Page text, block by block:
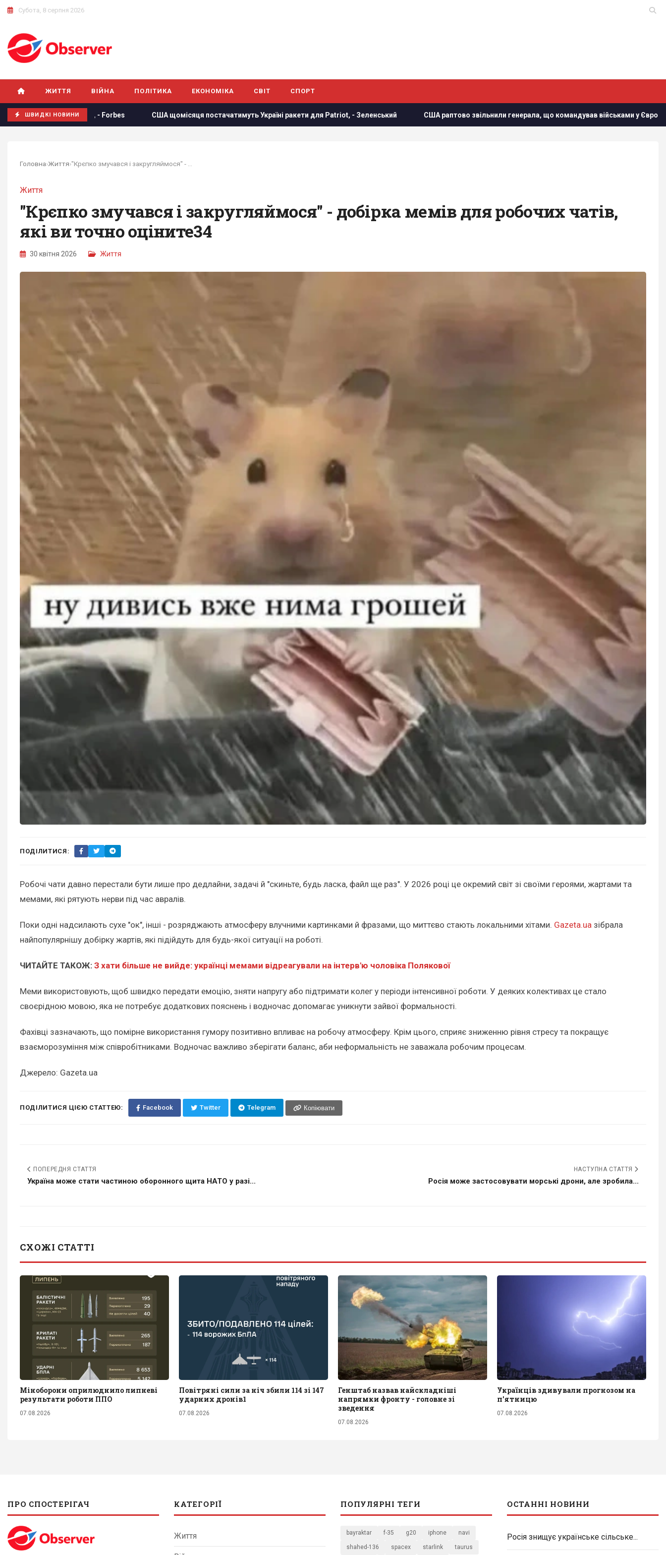
Субота, 8 серпня 2026
ЖИТТЯ ВІЙНА ПОЛІТИКА ЕКОНОМІКА СВІТ СПОРТ
ШВИДКІ НОВИНИ
- Forbes США щомісяця постачатимуть Україні ракети для Patriot, - Зеленський США раптово звільнили генерала, що командував військами у Європі У
Головна›Життя›
Життя
"Крєпко змучався і закругляймося" - добірка мемів для робочих чатів,
які ви точно оціните34
30 квітня 2026 Життя
ПОДІЛИТИСЯ:
Робочі чати давно перестали бути лише про дедлайни, задачі й "скиньте, будь ласка, файл ще раз". У 2026 році це окремий світ зі своїми героями, жартами та
мемами, які рятують нерви під час авралів.
Поки одні надсилають сухе "ок", інші - розряджають атмосферу влучними картинками й фразами, що миттєво стають локальними хітами. Gazeta.ua зібрала
найпопулярнішу добірку жартів, які підійдуть для будь-якої ситуації на роботі.
ЧИТАЙТЕ ТАКОЖ: З хати більше не вийде: українці мемами відреагували на інтерв'ю чоловіка Полякової
Меми використовують, щоб швидко передати емоцію, зняти напругу або підтримати колег у періоди інтенсивної роботи. У деяких колективах це стало
своєрідною мовою, яка не потребує додаткових пояснень і водночас допомагає уникнути зайвої формальності.
Фахівці зазначають, що помірне використання гумору позитивно впливає на робочу атмосферу. Крім цього, сприяє зниженню рівня стресу та покращує
взаєморозуміння між співробітниками. Водночас важливо зберігати баланс, аби неформальність не заважала робочим процесам.
Джерело: Gazeta.ua
ПОДІЛИТИСЯ ЦІЄЮ СТАТТЕЮ: Facebook Twitter Telegram Копіювати
ПОПЕРЕДНЯ СТАТТЯ
Україна може стати частиною оборонного щита НАТО у разі...
НАСТУПНА СТАТТЯ
Росія може застосовувати морські дрони, але зробила...
СХОЖІ СТАТТІ
Міноборони оприлюднило липневі
результати роботи ППО
07.08.2026
Повітряні сили за ніч збили 114 зі 147
ударних дронів1
07.08.2026
Генштаб назвав найскладніші
напрямки фронту - головне зі
зведення
07.08.2026
Українців здивували прогнозом на
п'ятницю
07.08.2026
ПРО СПОСТЕРІГАЧ КАТЕГОРІЇ
Життя
ПОПУЛЯРНІ ТЕГИ
bayraktar f-35 g20 iphone navi
shahed-136 spacex starlink taurus
ОСТАННІ НОВИНИ
Росія знищує українське сільське...